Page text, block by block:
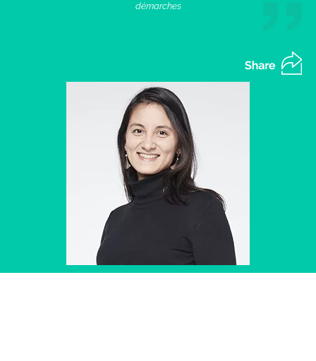
démarches